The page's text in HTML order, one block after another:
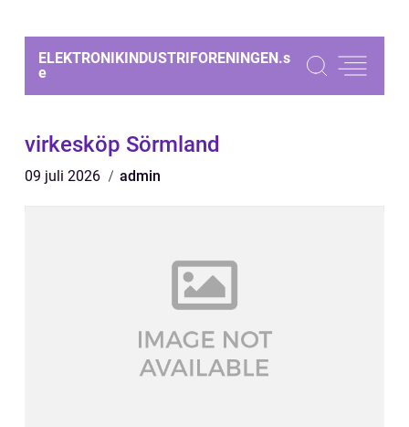
ELEKTRONIKINDUSTRIFORENINGEN.s
e
virkesköp Sörmland
09 juli 2026 admin